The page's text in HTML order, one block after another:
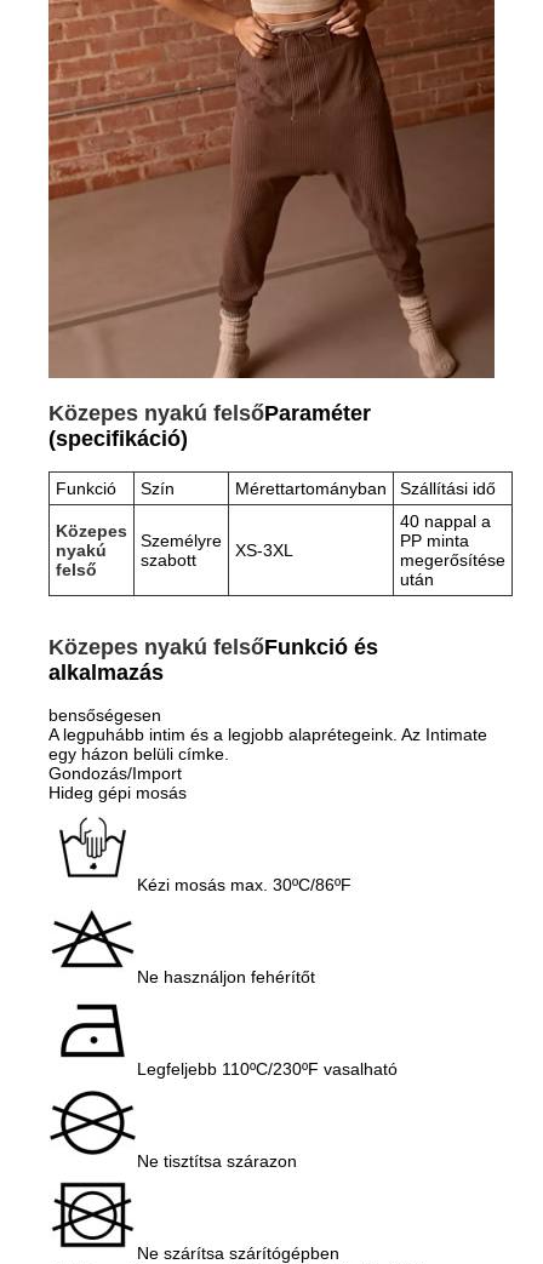
Közepes nyakú felsőParaméter
(specifikáció)
Funkció Szín Mérettartományban Szállítási idő
Közepes
nyakú
felső
Személyre
szabott
XS-3XL
40 nappal a
PP minta
megerősítése
után
Közepes nyakú felsőFunkció és
alkalmazás
bensőségesen
A legpuhább intim és a legjobb alaprétegeink. Az Intimate
egy házon belüli címke.
Gondozás/Import
Hideg gépi mosás
Kézi mosás max. 30ºC/86ºF
Ne használjon fehérítőt
Legfeljebb 110ºC/230ºF vasalható
Ne tisztítsa szárazon
Ne szárítsa szárítógépben